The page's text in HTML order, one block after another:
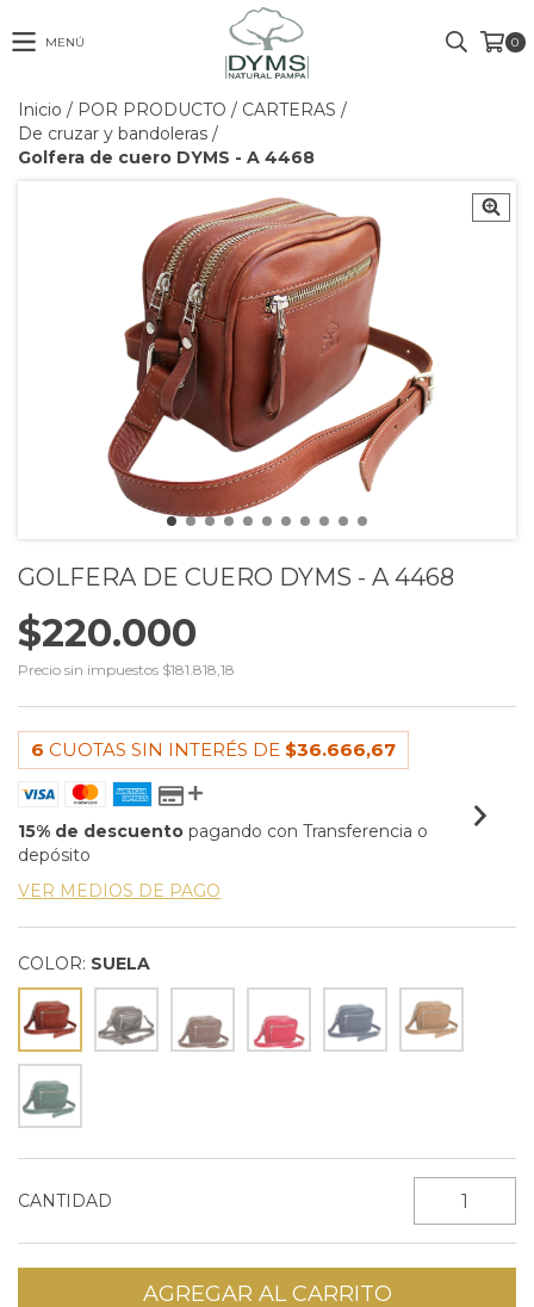
MENÚ 0
Inicio / POR PRODUCTO / CARTERAS /
De cruzar y bandoleras /
Golfera de cuero DYMS - A 4468
GOLFERA DE CUERO DYMS - A 4468
$220.000
Precio sin impuestos $181.818,18
6 CUOTAS SIN INTERÉS DE $36.666,67
15% de descuento pagando con Transferencia o
depósito
VER MEDIOS DE PAGO
COLOR: SUELA
CANTIDAD